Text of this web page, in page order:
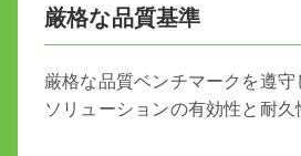
厳格な品質基準
厳格な品質ベンチマークを遵守
ソリューションの有効性と耐久